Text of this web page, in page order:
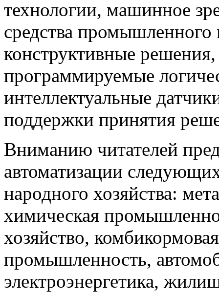
технологии, машинное
средства
конструктивные
программируемые
интеллектуальные
поддержки принятия
Вниманию читателей
автоматизации
народного хозяйства:
химическая
хозяйство,
промышленность,
электроэнергетика,